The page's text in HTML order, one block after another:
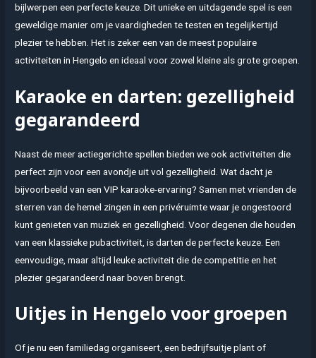
bijlwerpen een perfecte keuze. Dit unieke en uitdagende spel is een
geweldige manier om je vaardigheden te testen en tegelijkertijd
plezier te hebben. Het is zeker een van de meest populaire
activiteiten in Hengelo en ideaal voor zowel kleine als grote groepen.
Karaoke en darten: gezelligheid
gegarandeerd
Naast de meer actiegerichte spellen bieden we ook activiteiten die
perfect zijn voor een avondje uit vol gezelligheid. Wat dacht je
bijvoorbeeld van een VIP karaoke-ervaring? Samen met vrienden de
sterren van de hemel zingen in een privéruimte waar je ongestoord
kunt genieten van muziek en gezelligheid. Voor degenen die houden
van een klassieke pubactiviteit, is darten de perfecte keuze. Een
eenvoudige, maar altijd leuke activiteit die de competitie en het
plezier gegarandeerd naar boven brengt.
Uitjes in Hengelo voor groepen
Of je nu een familiedag organiseert, een bedrijfsuitje plant of